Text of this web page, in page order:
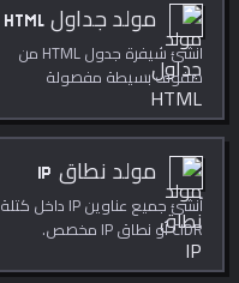
مولد جداول HTML
انشئ شيفرة جدول HTML من
صفوف بسيطة مفصولة
بفواصل.
مولد نطاق IP
أنشئ جميع عناوين IP داخل كتلة
CIDR أو نطاق IP مخصص.